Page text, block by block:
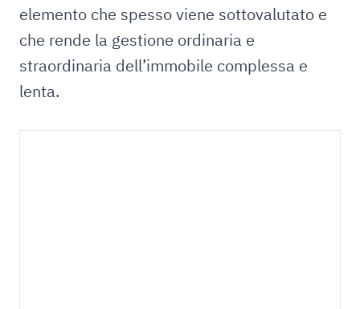
elemento che spesso viene sottovalutato e
che rende la gestione ordinaria e
straordinaria dell’immobile complessa e
lenta.